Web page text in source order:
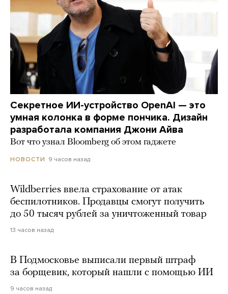
Секретное ИИ-устройство OpenAI — это
умная колонка в форме пончика. Дизайн
разработала компания Джони Айва
Вот что узнал Bloomberg об этом гаджете
НОВОСТИ 9 часов назад
Wildberries ввела страхование от атак
беспилотников. Продавцы смогут получить
до 50 тысяч рублей за уничтоженный товар
13 часов назад
В Подмосковье выписали первый штраф
за борщевик, который нашли с помощью ИИ
9 часов назад